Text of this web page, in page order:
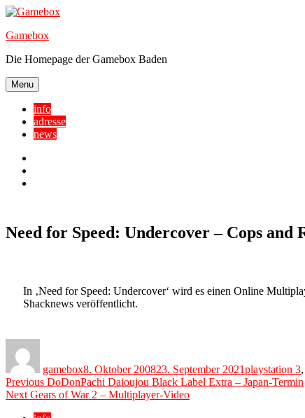
Skip
content
Gamebox
Die Homepage der Gamebox Baden
Menu
info
adresse
news
Need for Speed: Undercover – Cops
In ‚Need for Speed: Undercover‘ wird es einen Online
Shacknews veröffentlicht.
gamebox8. Oktober 200823. September 2021playstation 3,
Beitragsnavigation
Previous Previous
post:
DoDonPachi Daioujou Black Label Extra – Japan-Termin
Next Next
Gears of War 2 – Multiplayer-Video